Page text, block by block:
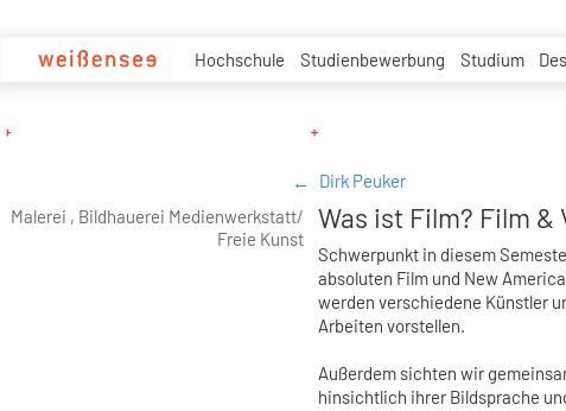
Hochschule Studienbewerbung Studium
Dirk Peuker
Malerei , Bildhauerei Medienwerkstatt/
Freie Kunst
Was ist Film? Film &
Schwerpunkt in diesem
absoluten Film und New
werden verschiedene Künstler
Arbeiten vorstellen.
Außerdem sichten wir
hinsichtlich ihrer Bildsprache